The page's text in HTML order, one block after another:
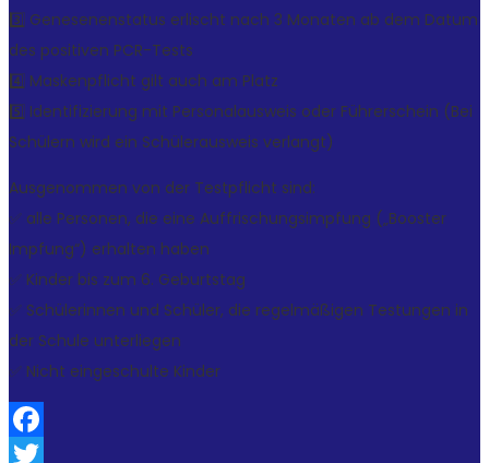
3️⃣ Genesenenstatus erlischt nach 3 Monaten ab dem Datum
des positiven PCR-Tests
4️⃣ Maskenpflicht gilt auch am Platz
5️⃣ Identifizierung mit Personalausweis oder Führerschein (Bei
Schülern wird ein Schülerausweis verlangt)
Ausgenommen von der Testpflicht sind:
✅ alle Personen, die eine Auffrischungsimpfung („Booster
Impfung“) erhalten haben
✅ Kinder bis zum 6. Geburtstag
✅ Schülerinnen und Schüler, die regelmäßigen Testungen in
der Schule unterliegen
✅ Nicht eingeschulte Kinder
Facebook